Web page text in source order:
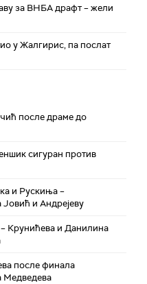
за ВНБА драфт – жели
у Жалгирис, па послат
после драме до
сигуран против
и Рускиња –
Јовић и Андрејеву
Крунићева и Данилина
после финала
Медведева